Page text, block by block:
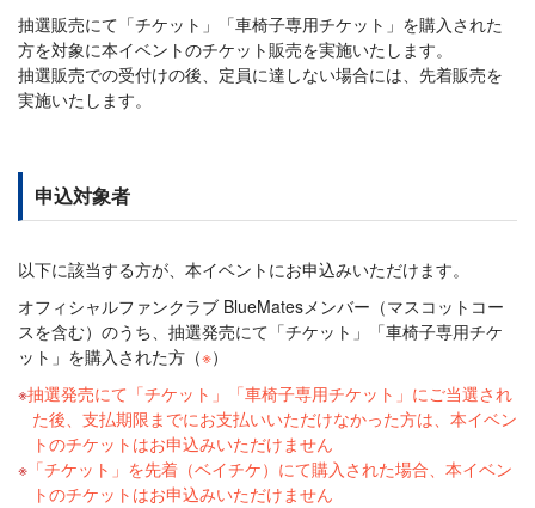
抽選販売にて「チケット」「車椅子専用チケット」を購入された
方を対象に本イベントのチケット販売を実施いたします。
抽選販売での受付けの後、定員に達しない場合には、先着販売を
実施いたします。
申込対象者
以下に該当する方が、本イベントにお申込みいただけます。
オフィシャルファンクラブ BlueMatesメンバー（マスコットコー
スを含む）のうち、抽選発売にて「チケット」「車椅子専用チケ
ット」を購入された方（※）
抽選発売にて「チケット」「車椅子専用チケット」にご当選され
た後、支払期限までにお支払いいただけなかった方は、本イベン
トのチケットはお申込みいただけません
「チケット」を先着（ベイチケ）にて購入された場合、本イベン
トのチケットはお申込みいただけません